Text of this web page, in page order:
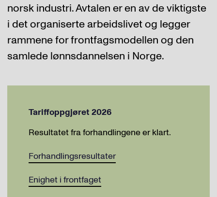
norsk industri. Avtalen er en av de viktigste
i det organiserte arbeidslivet og legger
rammene for frontfagsmodellen og den
samlede lønnsdannelsen i Norge.
Tariffoppgjøret 2026
Resultatet fra forhandlingene er klart.
Forhandlingsresultater
Enighet i frontfaget